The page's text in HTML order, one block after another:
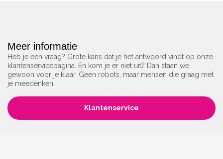
Meer informatie
Heb je een vraag? Grote kans dat je het antwoord vindt op onze
klantenservicepagina. En kom je er niet uit? Dan staan we
gewoon voor je klaar. Geen robots, maar mensen die graag met
je meedenken.
Klantenservice